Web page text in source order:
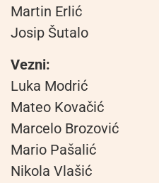
Martin Erlić
Josip Šutalo
Vezni:
Luka Modrić
Mateo Kovačić
Marcelo Brozović
Mario Pašalić
Nikola Vlašić